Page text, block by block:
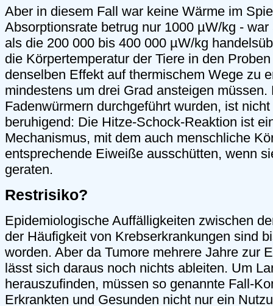
Aber in diesem Fall war keine Wärme im
Absorptionsrate betrug nur 1000 µW/kg -
als die 200 000 bis 400 000 µW/kg
die Körpertemperatur der Tiere in den
denselben Effekt auf thermischem Wege zu
mindestens um drei Grad ansteigen
Fadenwürmern durchgeführt wurden, ist
beruhigend: Die Hitze-Schock-Reaktion ist
Mechanismus, mit dem auch menschliche
entsprechende Eiweiße ausschütten, wenn
geraten.
Restrisiko?
Epidemiologische Auffälligkeiten zwischen
der Häufigkeit von Krebserkrankungen sind
worden. Aber da Tumore mehrere Jahre zur
lässt sich daraus noch nichts ableiten. Um
herauszufinden, müssen so genannte Fall-
Erkrankten und Gesunden nicht nur ein